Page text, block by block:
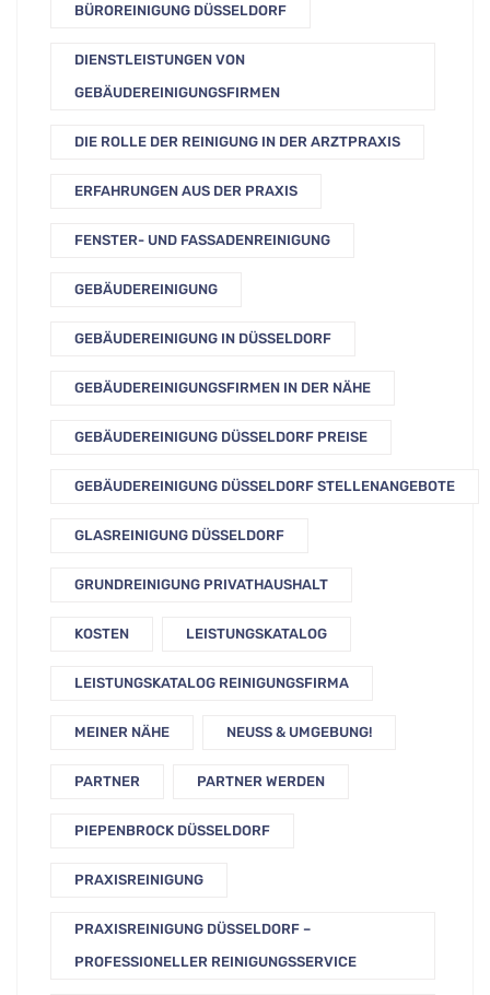
BÜROREINIGUNG DÜSSELDORF
DIENSTLEISTUNGEN VON
GEBÄUDEREINIGUNGSFIRMEN
DIE ROLLE DER REINIGUNG IN DER ARZTPRAXIS
ERFAHRUNGEN AUS DER PRAXIS
FENSTER- UND FASSADENREINIGUNG
GEBÄUDEREINIGUNG
GEBÄUDEREINIGUNG IN DÜSSELDORF
GEBÄUDEREINIGUNGSFIRMEN IN DER NÄHE
GEBÄUDEREINIGUNG DÜSSELDORF PREISE
GEBÄUDEREINIGUNG DÜSSELDORF STELLENANGEBOTE
GLASREINIGUNG DÜSSELDORF
GRUNDREINIGUNG PRIVATHAUSHALT
KOSTEN LEISTUNGSKATALOG
LEISTUNGSKATALOG REINIGUNGSFIRMA
MEINER NÄHE NEUSS & UMGEBUNG!
PARTNER PARTNER WERDEN
PIEPENBROCK DÜSSELDORF
PRAXISREINIGUNG
PRAXISREINIGUNG DÜSSELDORF –
PROFESSIONELLER REINIGUNGSSERVICE